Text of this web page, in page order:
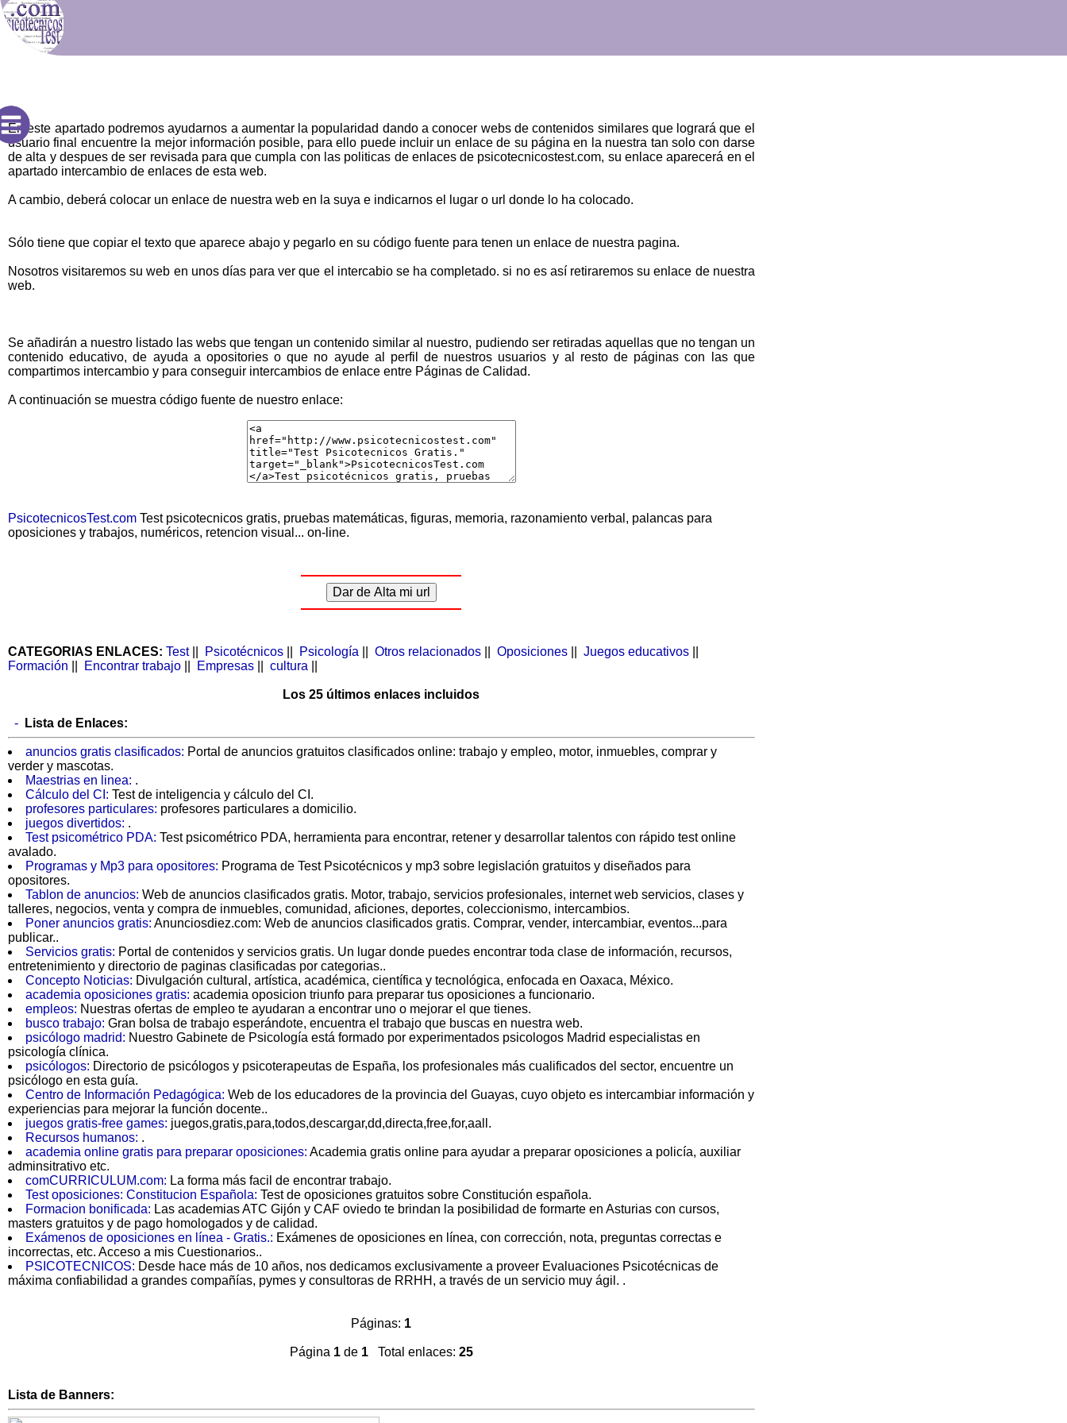
En este apartado podremos ayudarnos a aumentar la popularidad dando a conocer webs de contenidos similares que logrará que el
usuario final encuentre la mejor información posible, para ello puede incluir un enlace de su página en la nuestra tan solo con darse
de alta y despues de ser revisada para que cumpla con las politicas de enlaces de psicotecnicostest.com, su enlace aparecerá en el
apartado intercambio de enlaces de esta web.
A cambio, deberá colocar un enlace de nuestra web en la suya e indicarnos el lugar o url donde lo ha colocado.
Sólo tiene que copiar el texto que aparece abajo y pegarlo en su código fuente para tenen un enlace de nuestra pagina.
Nosotros visitaremos su web en unos días para ver que el intercabio se ha completado. si no es así retiraremos su enlace de nuestra
web.
Se añadirán a nuestro listado las webs que tengan un contenido similar al nuestro, pudiendo ser retiradas aquellas que no tengan un
contenido educativo, de ayuda a opositories o que no ayude al perfil de nuestros usuarios y al resto de páginas con las que
compartimos intercambio y para conseguir intercambios de enlace entre Páginas de Calidad.
A continuación se muestra código fuente de nuestro enlace:
PsicotecnicosTest.com Test psicotecnicos gratis, pruebas matemáticas, figuras, memoria, razonamiento verbal, palancas para
oposiciones y trabajos, numéricos, retencion visual... on-line.
CATEGORIAS ENLACES: Test|| Psicotécnicos Psicología Otros relacionados Oposiciones Juegos educativos
Formación
Encontrar trabajo Empresas cultura
Los 25 últimos enlaces incluidos
- Lista de Enlaces:
anuncios gratis clasificados: Portal de anuncios gratuitos clasificados online: trabajo y empleo, motor, inmuebles, comprar y
verder y mascotas.
Maestrias en linea: .
Cálculo del CI: Test de inteligencia y cálculo del CI.
profesores particulares: profesores particulares a domicilio.
juegos divertidos: .
Test psicométrico PDA: Test psicométrico PDA, herramienta para encontrar, retener y desarrollar talentos con rápido test online
avalado.
Programas y Mp3 para opositores: Programa de Test Psicotécnicos y mp3 sobre legislación gratuitos y diseñados para
opositores.
Tablon de anuncios: Web de anuncios clasificados gratis. Motor, trabajo, servicios profesionales, internet web servicios, clases y
talleres, negocios, venta y compra de inmuebles, comunidad, aficiones, deportes, coleccionismo, intercambios.
Poner anuncios gratis: Anunciosdiez.com: Web de anuncios clasificados gratis. Comprar, vender, intercambiar, eventos...para
publicar..
Servicios gratis: Portal de contenidos y servicios gratis. Un lugar donde puedes encontrar toda clase de información, recursos,
entretenimiento y directorio de paginas clasificadas por categorias..
Concepto Noticias: Divulgación cultural, artística, académica, científica y tecnológica, enfocada en Oaxaca, México.
academia oposiciones gratis: academia oposicion triunfo para preparar tus oposiciones a funcionario.
empleos: Nuestras ofertas de empleo te ayudaran a encontrar uno o mejorar el que tienes.
busco trabajo: Gran bolsa de trabajo esperándote, encuentra el trabajo que buscas en nuestra web.
psicólogo madrid: Nuestro Gabinete de Psicología está formado por experimentados psicologos Madrid especialistas en
psicología clínica.
psicólogos: Directorio de psicólogos y psicoterapeutas de España, los profesionales más cualificados del sector, encuentre un
psicólogo en esta guía.
Centro de Información Pedagógica: Web de los educadores de la provincia del Guayas, cuyo objeto es intercambiar información y
experiencias para mejorar la función docente..
juegos gratis-free games: juegos,gratis,para,todos,descargar,dd,directa,free,for,aall.
Recursos humanos: .
academia online gratis para preparar oposiciones: Academia gratis online para ayudar a preparar oposiciones a policía, auxiliar
adminsitrativo etc.
comCURRICULUM.com: La forma más facil de encontrar trabajo.
Test oposiciones: Constitucion Española: Test de oposiciones gratuitos sobre Constitución española.
Formacion bonificada: Las academias ATC Gijón y CAF oviedo te brindan la posibilidad de formarte en Asturias con cursos,
masters gratuitos y de pago homologados y de calidad.
Exámenos de oposiciones en línea - Gratis.: Exámenes de oposiciones en línea, con corrección, nota, preguntas correctas e
incorrectas, etc. Acceso a mis Cuestionarios..
PSICOTECNICOS: Desde hace más de 10 años, nos dedicamos exclusivamente a proveer Evaluaciones Psicotécnicas de
máxima confiabilidad a grandes compañías, pymes y consultoras de RRHH, a través de un servicio muy ágil. .
Páginas: 1
Página 1de 1 Total enlaces: 25
Lista de Banners: